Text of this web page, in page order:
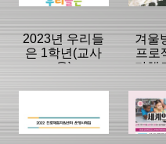
2023년 우리들
은 1학년(교사
용)
은1학년
겨울
프로
다채
"2022
교육
수
gyo6
분류